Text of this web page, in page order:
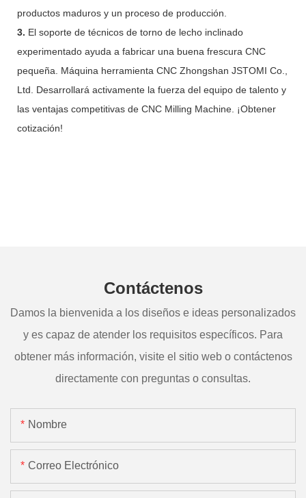
productos maduros y un proceso de producción.
3. El soporte de técnicos de torno de lecho inclinado
experimentado ayuda a fabricar una buena frescura CNC
pequeña. Máquina herramienta CNC Zhongshan JSTOMI Co.,
Ltd. Desarrollará activamente la fuerza del equipo de talento y
las ventajas competitivas de CNC Milling Machine. ¡Obtener
cotización!
Contáctenos
Damos la bienvenida a los diseños e ideas personalizados
y es capaz de atender los requisitos específicos. Para
obtener más información, visite el sitio web o contáctenos
directamente con preguntas o consultas.
Nombre
Correo Electrónico